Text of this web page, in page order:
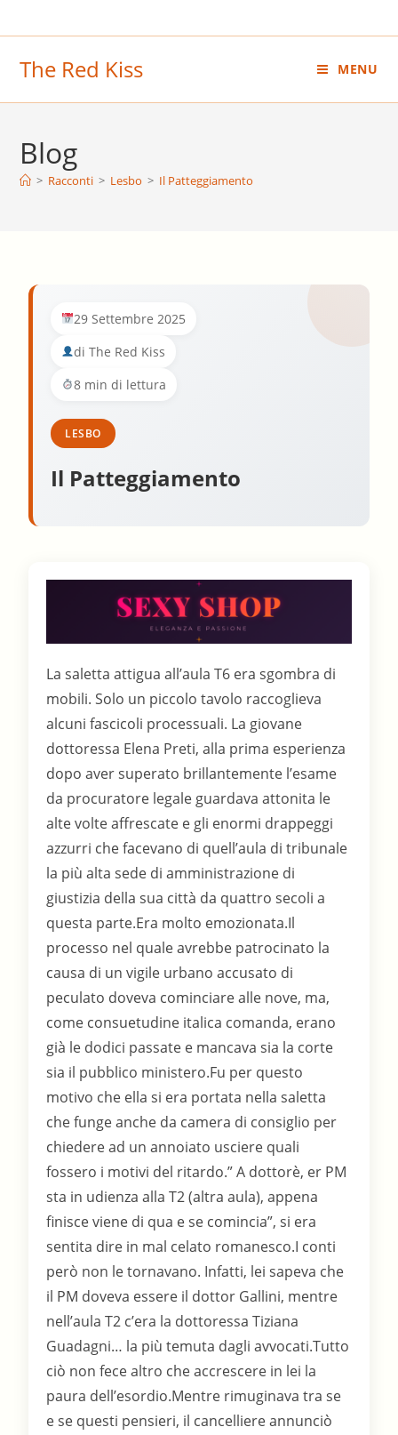
al
The Red Kiss MENU
Blog
> Racconti > Lesbo > Il Patteggiamento
29 Settembre 2025
di The Red Kiss
8 min di lettura
LESBO
Il Patteggiamento
La saletta attigua all’aula T6 era sgombra di
mobili. Solo un piccolo tavolo raccoglieva
alcuni fascicoli processuali. La giovane
dottoressa Elena Preti, alla prima esperienza
dopo aver superato brillantemente l’esame
da procuratore legale guardava attonita le
alte volte affrescate e gli enormi drappeggi
azzurri che facevano di quell’aula di tribunale
la più alta sede di amministrazione di
giustizia della sua città da quattro secoli a
questa parte.Era molto emozionata.Il
processo nel quale avrebbe patrocinato la
causa di un vigile urbano accusato di
peculato doveva cominciare alle nove, ma,
come consuetudine italica comanda, erano
già le dodici passate e mancava sia la corte
sia il pubblico ministero.Fu per questo
motivo che ella si era portata nella saletta
che funge anche da camera di consiglio per
chiedere ad un annoiato usciere quali
fossero i motivi del ritardo.” A dottorè, er PM
sta in udienza alla T2 (altra aula), appena
finisce viene di qua e se comincia”, si era
sentita dire in mal celato romanesco.I conti
però non le tornavano. Infatti, lei sapeva che
il PM doveva essere il dottor Gallini, mentre
nell’aula T2 c’era la dottoressa Tiziana
Guadagni… la più temuta dagli avvocati.Tutto
ciò non fece altro che accrescere in lei la
paura dell’esordio.Mentre rimuginava tra se
e se questi pensieri, il cancelliere annunciò